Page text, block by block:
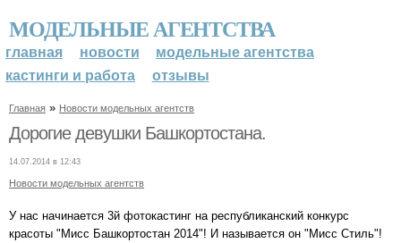
МОДЕЛЬНЫЕ АГЕНТСТВА
главная новости
модельные агентства
кастинги и работа
отзывы
Главная » Новости модельных агентств
Дорогие девушки Башкортостана.
14.07.2014 в 12:43
Новости модельных агентств
У нас начинается 3й фотокастинг на республиканский конкурс
красоты "Мисс Башкортостан 2014"! И называется он "Мисс Стиль"!